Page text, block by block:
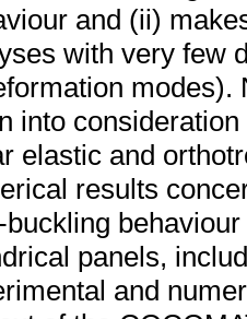
and (ii)
with very few
modes).
into
elastic and
results
buckling
panels,
and